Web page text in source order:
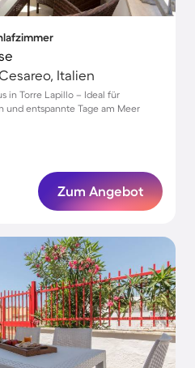
Italien
in Torre Lapillo – Ideal für
und entspannte Tage am Meer
Zum Angebot